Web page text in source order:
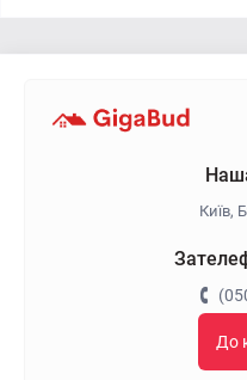
Київ,
До